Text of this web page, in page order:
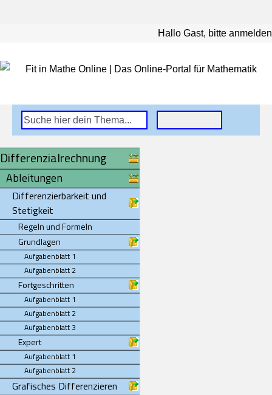
Hallo Gast, bitte anmelden
Differenzialrechnung
Ableitungen
Differenzierbarkeit und
Stetigkeit
Regeln und Formeln
Grundlagen
Aufgabenblatt 1
Aufgabenblatt 2
Fortgeschritten
Aufgabenblatt 1
Aufgabenblatt 2
Aufgabenblatt 3
Expert
Aufgabenblatt 1
Aufgabenblatt 2
Grafisches Differenzieren